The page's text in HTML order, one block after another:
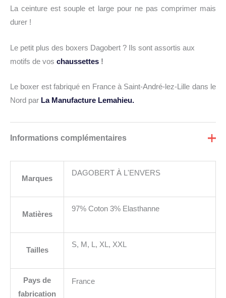
La ceinture est souple et large pour ne pas comprimer mais
durer !
Le petit plus des boxers Dagobert ? Ils sont assortis aux
motifs de vos chaussettes !
Le boxer est fabriqué en France à Saint-André-lez-Lille dans le
Nord par La Manufacture Lemahieu.
Informations complémentaires
Marques
DAGOBERT À L'ENVERS
Matières
97% Coton 3% Elasthanne
Tailles
S, M, L, XL, XXL
Pays de
fabrication
France